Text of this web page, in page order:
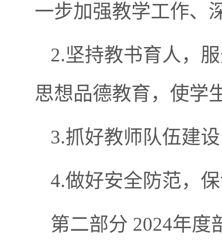
一步加强教学工作、
2.坚持教书育人，
思想品德教育，使学
3.抓好教师队伍建
4.做好安全防范，
第二部分 2024年度